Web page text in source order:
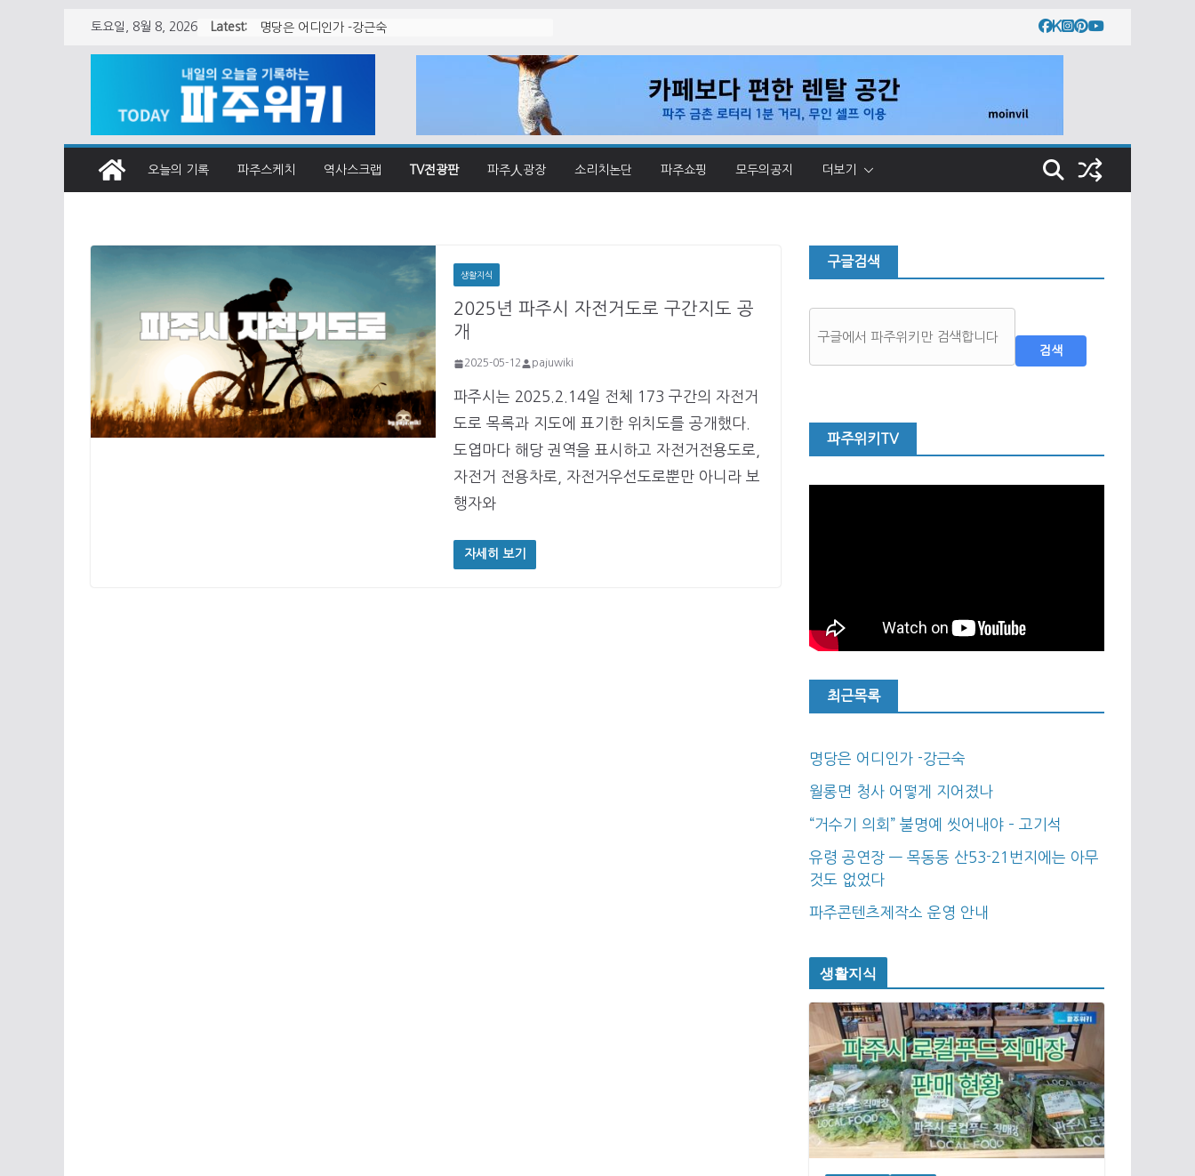
토요일, 8월 8, 2026 Latest:
명당은 어디인가 -강근숙
월롱면 청사 어떻게 지어졌나
오늘의 기록 파주스케치 역사스크랩 TV전광판 파주人광장 소리치논단 파주쇼핑 모두의공지 더보기
생활지식
2025년 파주시 자전거도로 구간지도 공
개
2025-05-12 pajuwiki
파주시는 2025.2.14일 전체 173 구간의 자전거
도로 목록과 지도에 표기한 위치도를 공개했다.
도엽마다 해당 권역을 표시하고 자전거전용도로,
자전거 전용차로, 자전거우선도로뿐만 아니라 보
행자와
자세히 보기
구글검색
검색
파주위키TV
최근목록
명당은 어디인가 -강근숙
월롱면 청사 어떻게 지어졌나
“거수기 의회” 불명예 씻어내야 – 고기석
유령 공연장 — 목동동 산53-21번지에는 아무
것도 없었다
파주콘텐츠제작소 운영 안내
생활지식